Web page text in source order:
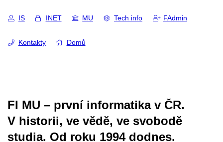
IS INET MU Tech info FAdmin
Kontakty Domů
FI MU – první informatika v ČR.
V historii, ve vědě, ve svobodě
studia. Od roku 1994 dodnes.